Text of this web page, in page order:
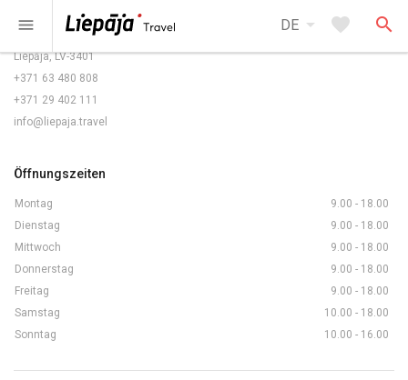
menu DE arrow_drop_down favorite search
Rožu laukums 5/6,
Liepāja, LV-3401
+371 63 480 808
+371 29 402 111
info@liepaja.travel
Öffnungszeiten
Montag
9.00 - 18.00
Dienstag
9.00 - 18.00
Mittwoch
9.00 - 18.00
Donnerstag
9.00 - 18.00
Freitag
9.00 - 18.00
Samstag
10.00 - 18.00
Sonntag
10.00 - 16.00